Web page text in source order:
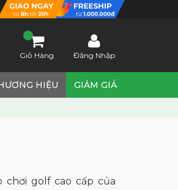
Giỏ Hàng Đăng Nhập
HIỆU GIẢM GIÁ
golf cao cấp của